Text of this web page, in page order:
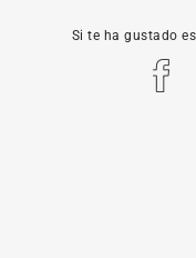
Si te ha gustado